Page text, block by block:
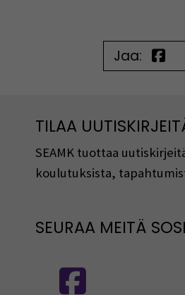
Jaa:
TILAA
SEAMK tuottaa
koulutuksista,
SEURAA MEITÄ